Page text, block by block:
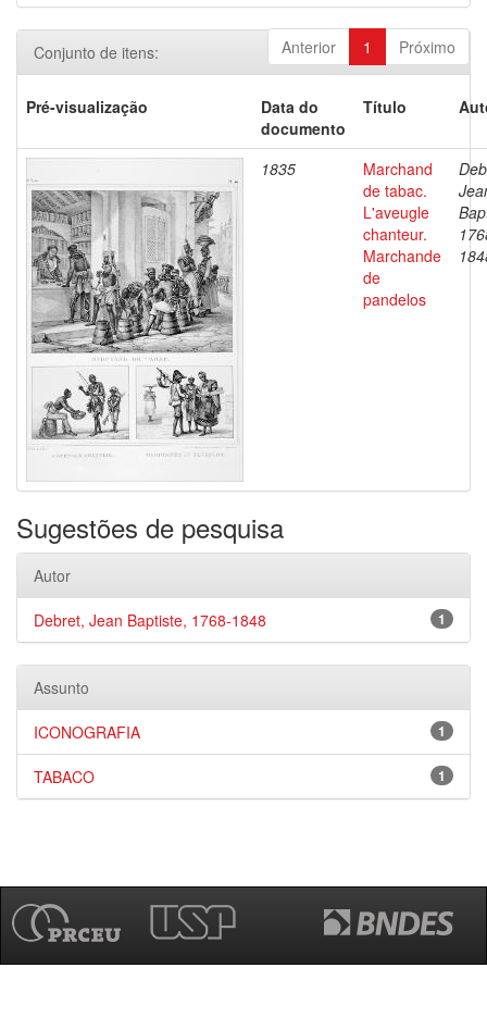
Anterior 1 Próximo
Conjunto de itens:
Pré-visualização
Data do
documento
Título
1835
Marchand
de tabac.
L'aveugle
chanteur.
Marchande
de
pandelos
Sugestões de pesquisa
Autor
1
Debret, Jean Baptiste, 1768-1848
Assunto
1
ICONOGRAFIA
1
TABACO